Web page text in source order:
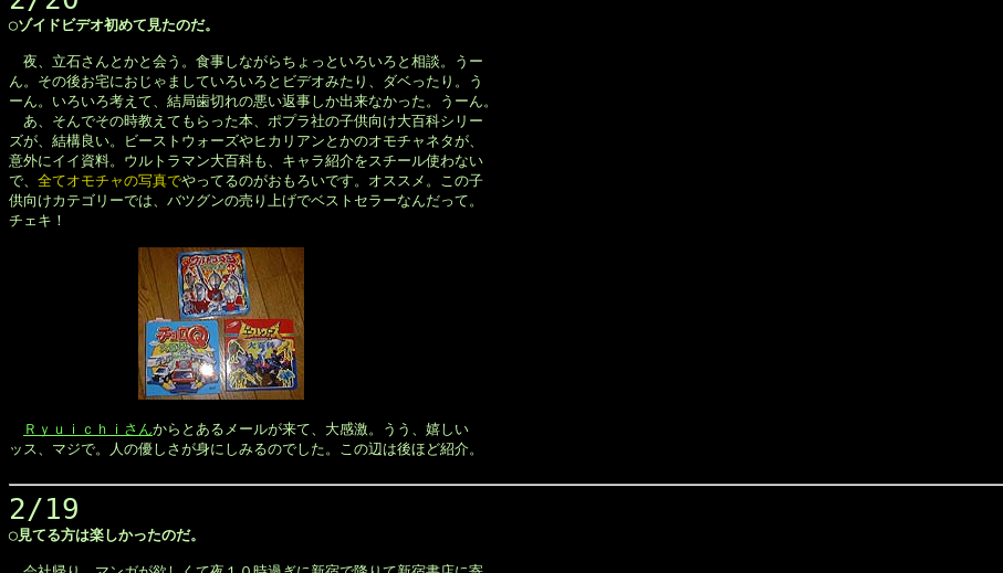
◯ゾイドビデオ初めて見たのだ。
夜、立石さんとかと会う。食事しながらちょっといろいろと相談。うー
ん。その後お宅におじゃましていろいろとビデオみたり、ダベったり。う
ーん。いろいろ考えて、結局歯切れの悪い返事しか出来なかった。うーん。
あ、そんでその時教えてもらった本、ポプラ社の子供向け大百科シリー
ズが、結構良い。ビーストウォーズやヒカリアンとかのオモチャネタが、
意外にイイ資料。ウルトラマン大百科も、キャラ紹介をスチール使わない
で、 全てオモチャの写真でやってるのがおもろいです。オススメ。この子
供向けカテゴリーでは、バツグンの売り上げでベストセラーなんだって。
チェキ！
Ｒｙｕｉｃｈｉさんからとあるメールが来て、大感激。うう、嬉しい
ッス、マジで。人の優しさが身にしみるのでした。この辺は後ほど紹介。
2/19
◯見てる方は楽しかったのだ。